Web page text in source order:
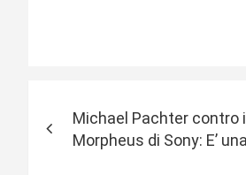
Michael Pachter contro
Morpheus di Sony: E’